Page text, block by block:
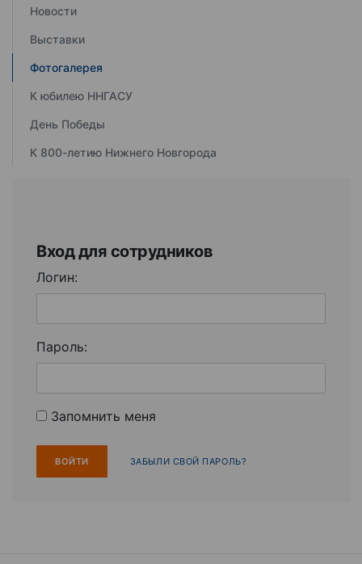
Новости
Выставки
Фотогалерея
К юбилею ННГАСУ
День Победы
К 800-летию Нижнего Новгорода
Вход для сотрудников
Логин:
Пароль:
Запомнить меня
ЗАБЫЛИ СВОЙ ПАРОЛЬ?